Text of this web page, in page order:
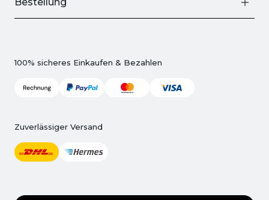
100% sicheres Einkaufen & Bezahlen
Zuverlässiger Versand